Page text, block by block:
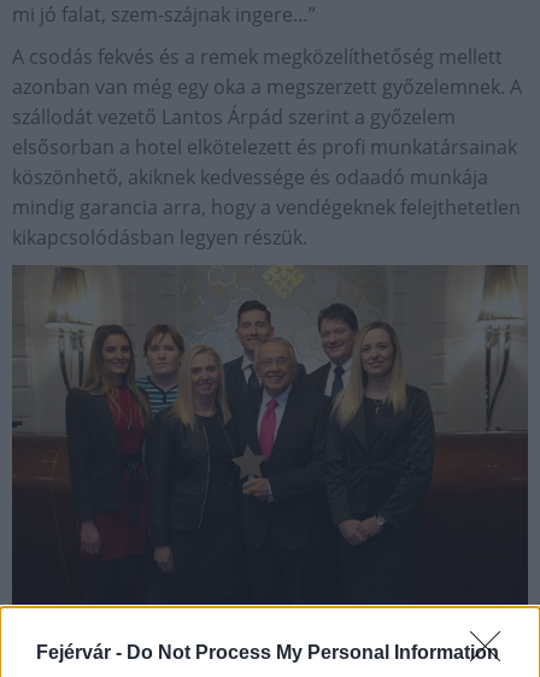
Fejérvár - Do Not Process My Personal Information
mi jó falat, szem-szájnak ingere…”
A csodás fekvés és a remek megközelíthetőség mellett
azonban van még egy oka a megszerzett győzelemnek. A
szállodát vezető Lantos Árpád szerint a győzelem
elsősorban a hotel elkötelezett és profi munkatársainak
köszönhető, akiknek kedvessége és odaadó munkája
mindig garancia arra, hogy a vendégeknek felejthetetlen
kikapcsolódásban legyen részük.
A Hotel Silvanus gárdája szívből köszöni a szavazók
bizalmát, és reméli, hogy sokukat hamarosan – akár első